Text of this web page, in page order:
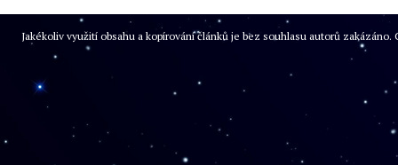
Jakékoliv využití obsahu a kopírování článků je bez souhlasu autorů